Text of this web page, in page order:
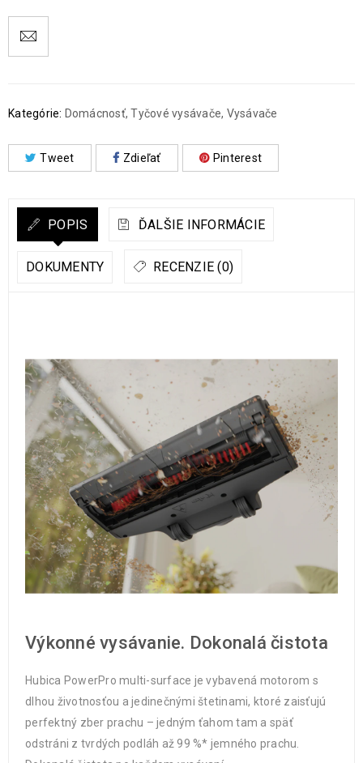
Kategórie: Domácnosť,Tyčové vysávače, Vysávače
Tweet Zdieľať Pinterest
POPIS ĎALŠIE INFORMÁCIE
DOKUMENTY RECENZIE (0)
Výkonné vysávanie. Dokonalá čistota
Hubica PowerPro multi-surface je vybavená motorom s
dlhou životnosťou a jedinečnými štetinami, ktoré zaisťujú
perfektný zber prachu – jedným ťahom tam a späť
odstráni z tvrdých podláh až 99 %* jemného prachu.